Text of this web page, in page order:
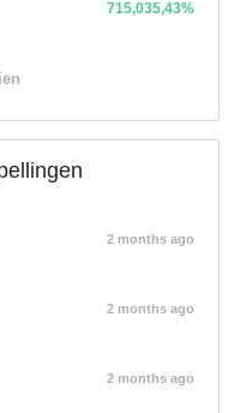
715,035,43%
2 months ago
2 months ago
2 months ago